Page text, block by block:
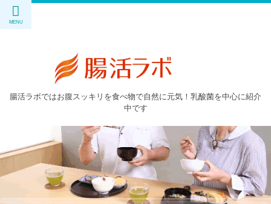
腸活ラボではお腹スッキリを食べ物で自然に元気！乳酸菌を中心に紹介
中です